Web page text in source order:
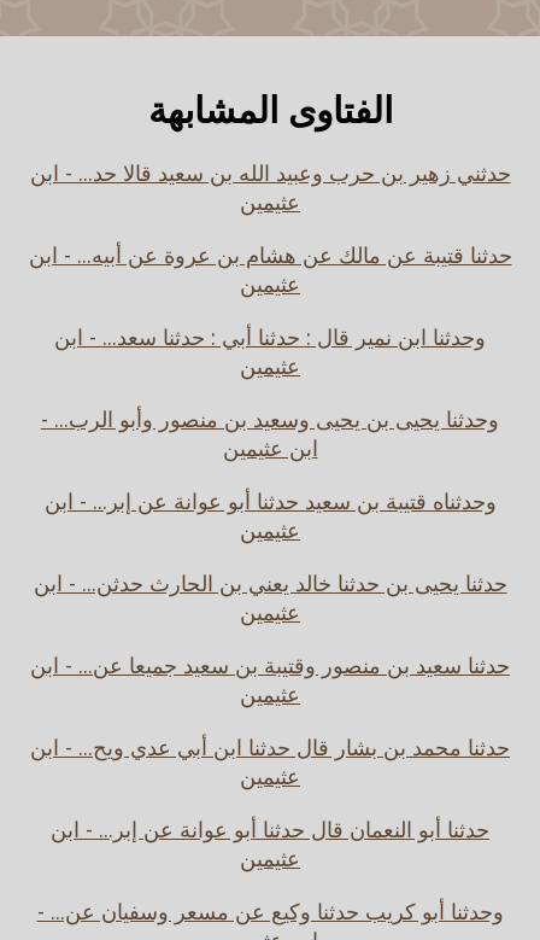
الفتاوى المشابهة
حدثني زهير بن حرب وعبيد الله بن سعيد قالا حد... - ابن
عثيمين
حدثنا قتيبة عن مالك عن هشام بن عروة عن أبيه... - ابن
عثيمين
وحدثنا ابن نمير قال : حدثنا أبي : حدثنا سعد... - ابن
عثيمين
وحدثنا يحيى بن يحيى وسعيد بن منصور وأبو الرب... -
ابن عثيمين
وحدثناه قتيبة بن سعيد حدثنا أبو عوانة عن إبر... - ابن
عثيمين
حدثنا يحيى بن حدثنا خالد يعني بن الحارث حدثن... - ابن
عثيمين
حدثنا سعيد بن منصور وقتيبة بن سعيد جميعا عن... - ابن
عثيمين
حدثنا محمد بن بشار قال حدثنا ابن أبي عدي ويح... - ابن
عثيمين
حدثنا أبو النعمان قال حدثنا أبو عوانة عن إبر... - ابن
عثيمين
وحدثنا أبو كريب حدثنا وكيع عن مسعر وسفيان عن... -